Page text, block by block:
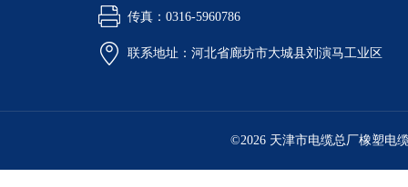
传真：0316-5960786
联系地址：河北省廊坊市大城县刘演马工业区
©2026 天津市电缆总厂橡塑电